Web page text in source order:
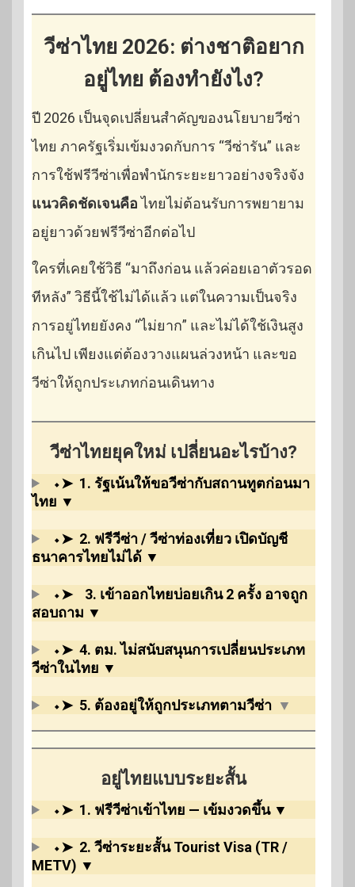
วีซ่าไทย 2026: ต่างชาติอยาก
อยู่ไทย ต้องทำยังไง?
ปี 2026 เป็นจุดเปลี่ยนสำคัญของนโยบายวีซ่า
ไทย ภาครัฐเริ่มเข้มงวดกับการ “วีซ่ารัน” และ
การใช้ฟรีวีซ่าเพื่อพำนักระยะยาวอย่างจริงจัง
แนวคิดชัดเจนคือไทยไม่ต้อนรับการพยายาม
อยู่ยาวด้วยฟรีวีซ่าอีกต่อไป
ใครที่เคยใช้วิธี “มาถึงก่อน แล้วค่อยเอาตัวรอด
ทีหลัง” วิธีนี้ใช้ไม่ได้แล้ว แต่ในความเป็นจริง
การอยู่ไทยยังคง “ไม่ยาก” และไม่ได้ใช้เงินสูง
เกินไป เพียงแต่ต้องวางแผนล่วงหน้า และขอ
วีซ่าให้ถูกประเภทก่อนเดินทาง
วีซ่าไทยยุคใหม่ เปลี่ยนอะไรบ้าง?
⬩➤ 1. รัฐเน้นให้ขอวีซ่ากับสถานทูตก่อนมา
ไทย ▼
⬩➤ 2. ฟรีวีซ่า / วีซ่าท่องเที่ยว เปิดบัญชี
ธนาคารไทยไม่ได้ ▼
⬩➤
3. เข้าออกไทยบ่อยเกิน 2 ครั้ง อาจถูก
สอบถาม ▼
⬩➤ 4. ตม. ไม่สนับสนุนการเปลี่ยนประเภท
วีซ่าในไทย ▼
⬩➤ 5. ต้องอยู่ให้ถูกประเภทตามวีซ่า ▼
อยู่ไทยแบบระยะสั้น
⬩➤ 1. ฟรีวีซ่าเข้าไทย — เข้มงวดขึ้น ▼
⬩➤ 2. วีซ่าระยะสั้น Tourist Visa (TR /
METV) ▼